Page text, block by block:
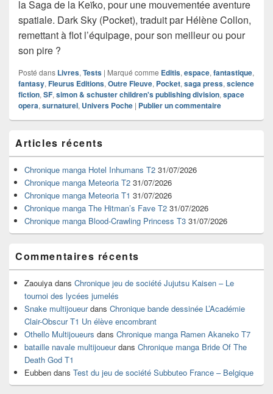
la Saga de la Keïko, pour une mouvementée aventure
spatiale. Dark Sky (Pocket), traduit par Hélène Collon,
remettant à flot l’équipage, pour son meilleur ou pour
son pire ?
Posté dans Livres, Tests | Marqué comme Editis, espace, fantastique,
fantasy, Fleurus Editions, Outre Fleuve, Pocket, saga press, science
fiction, SF, simon & schuster children's publishing division, space
opera, surnaturel, Univers Poche | Publier un commentaire
principale
de
widget
pour
barre
latérale
Articles récents
Chronique manga Hotel Inhumans T2 31/07/2026
Chronique manga Meteoria T2 31/07/2026
Chronique manga Meteoria T1 31/07/2026
Chronique manga The Hitman’s Fave T2 31/07/2026
Chronique manga Blood-Crawling Princess T3 31/07/2026
Commentaires récents
Zaouiya dans Chronique jeu de société Jujutsu Kaisen – Le
tournoi des lycées jumelés
Snake multijoueurdans Chronique bande dessinée L’Académie
Clair-Obscur T1 Un élève encombrant
Othello Multijoueurs dans Chronique manga Ramen Akaneko T7
bataille navale multijoueurdans Chronique manga Bride Of The
Death God T1
Eubben dans Test du jeu de société Subbuteo France – Belgique